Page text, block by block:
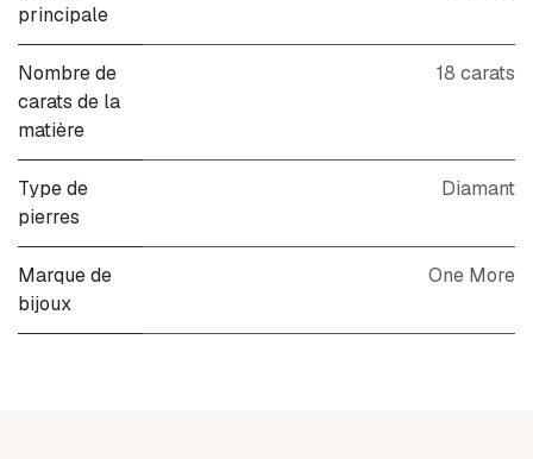
principale
Nombre de
carats de la
matière
18 carats
Type de
pierres
Diamant
Marque de
bijoux
One More